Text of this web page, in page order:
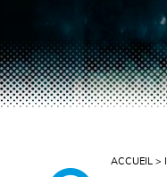
ACCUEIL >